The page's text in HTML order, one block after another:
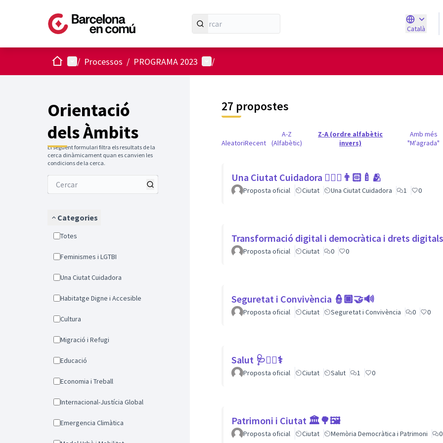
Català
Triar la
Inici Menú principal
/ Processos / PROGRAMA 2023 Menú d'usuari
/
Orientació
dels Àmbits
El següent formulari filtra els resultats de la
cerca dinàmicament quan es canvien les
condicions de la cerca.
Categories
Totes
Feminismes i LGTBI
Una Ciutat Cuidadora
Habitatge Digne i Accesible
Cultura
Migració i Refugi
Educació
Economia i Treball
Internacional-Justícia Global
Emergencia Climàtica
27 propostes
AleatoriRecent
A-Z
(Alfabètic)
Z-A (ordre alfabètic
invers)
Amb més
"M'agrada"
Una Ciutat Cuidadora 💆🏾‍♀️👨🏻‍🍼🫂
Proposta oficial Ciutat Una Ciutat Cuidadora 1 0
Transformació digital i democràtica i drets
Proposta oficial Ciutat 0 0
Seguretat i Convivència 👮🏿🤝🔊
Proposta oficial Ciutat Seguretat i Convivència 0 0
Salut 🩺👩‍⚕️⚕
Proposta oficial Ciutat Salut 1 0
Patrimoni i Ciutat 🏛🌳🖼
Proposta oficial Ciutat Memòria Democràtica i Patrimoni 0